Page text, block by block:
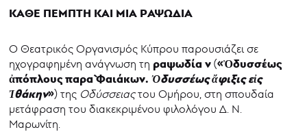
ΚΑΘΕ ΠΕΜΠΤΗ ΚΑΙ ΜΙΑ ΡΑΨΩΔΙΑ
Ο Θεατρικός Οργανισμός Κύπρου παρουσιάζει σε
ηχογραφημένη ανάγνωση τη ραψωδία ν(«Ὀδυσσέως
ἀπόπλους παρὰ Φαιάκων. Ὀδυσσέως ἄφιξις εἰς
Ἰθάκην») της Οδύσσειαςτου Ομήρου, στη σπουδαία
μετάφραση του διακεκριμένου φιλολόγου Δ. Ν.
Μαρωνίτη.